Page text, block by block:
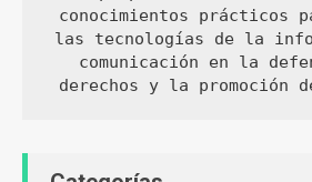
conocimientos prácticos
las tecnologías de la
comunicación en la
derechos y la promoción